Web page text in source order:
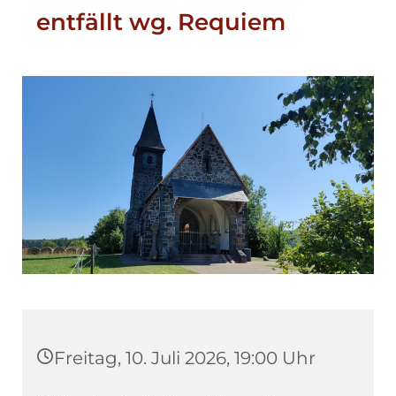
entfällt wg. Requiem
Freitag, 10. Juli 2026, 19:00 Uhr